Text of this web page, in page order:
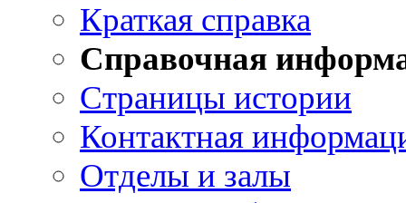
Краткая справка
Справочная
Страницы истории
Контактная
Отделы и залы